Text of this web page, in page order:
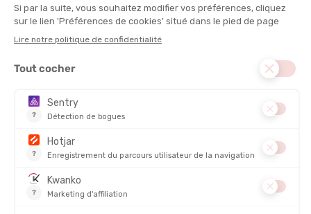
COLLANT PERFORMANCE FEMME
EN STOCK - EXPÉDIÉ EN 24/48H
120,00 €
77,90 € -37%
69,95 €